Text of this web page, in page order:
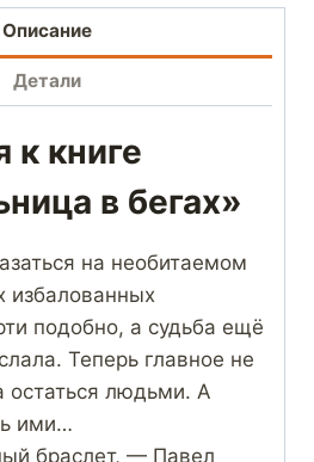
Описание
Детали
к книге
в бегах»
на необитаемом
избалованных
подобно, а судьба ещё
Теперь главное не
остаться людьми. А
ими…
браслет, — Павел